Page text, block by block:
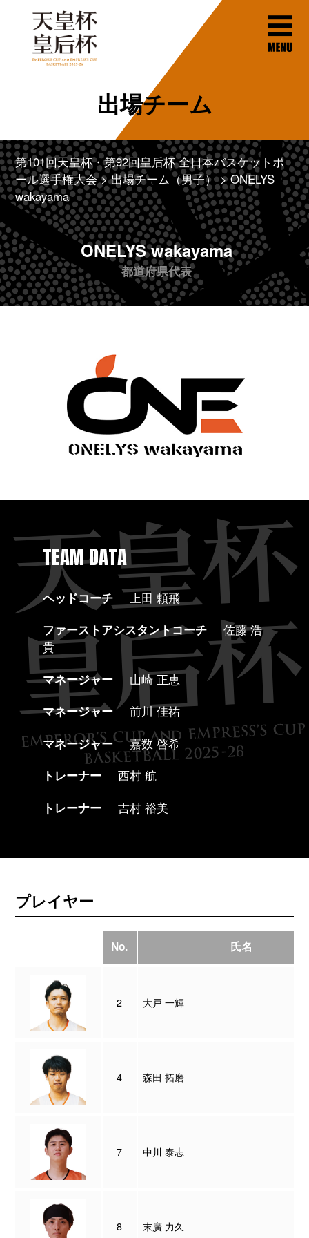
出場チーム
第101回天皇杯・第92回皇后杯 全日本バスケットボ
ール選手権大会
出場チーム（男子）
ONELYS
wakayama
ONELYS wakayama
都道府県代表
TEAM DATA
ヘッドコーチ
上田 頼飛
ファーストアシスタントコーチ
佐藤 浩
貴
マネージャー
山崎 正恵
マネージャー
前川 佳祐
マネージャー
嘉数 啓希
トレーナー
西村 航
トレーナー
吉村 裕美
プレイヤー
No. 氏名
2 大戸 一輝
4 森田 拓磨
7 中川 泰志
8 末廣 力久